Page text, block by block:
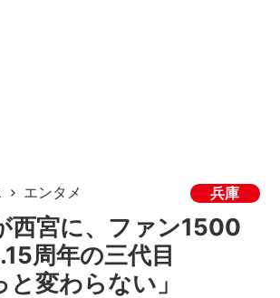
エンタメ 兵庫
西宮に、ファン1500
周年の三代目
変わらない」